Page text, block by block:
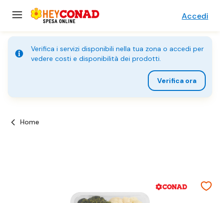
Accedi
Verifica i servizi disponibili nella tua zona o accedi per
vedere costi e disponibilità dei prodotti.
Verifica ora
Home